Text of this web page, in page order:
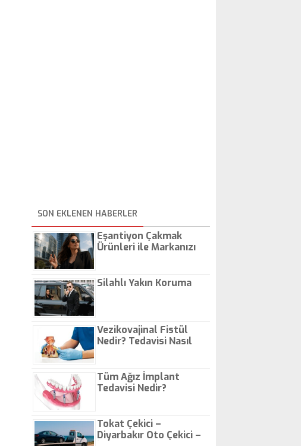
SON EKLENEN HABERLER
Eşantiyon Çakmak
Ürünleri ile Markanızı
Silahlı Yakın Koruma
Vezikovajinal Fistül
Nedir? Tedavisi Nasıl
Tüm Ağız İmplant
Tedavisi Nedir?
Tokat Çekici –
Diyarbakır Oto Çekici –